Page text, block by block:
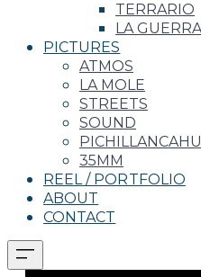
TERRARIO
LA
PICTURES
ATMOS
LA MOLE
STREETS
SOUND
35MM
REEL / PORTFOLIO
ABOUT
CONTACT